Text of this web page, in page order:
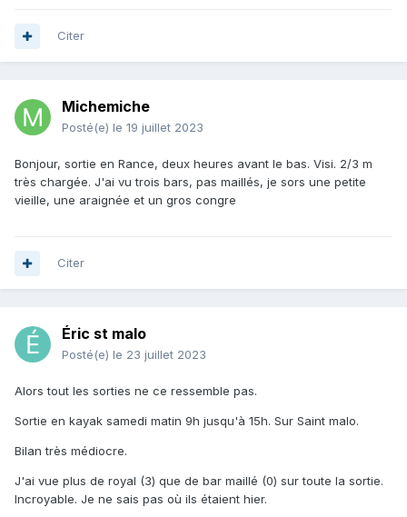
Citer
Michemiche
Posté(e) le 19 juillet 2023
Bonjour, sortie en Rance, deux heures avant le bas. Visi. 2/3 m
très chargée. J'ai vu trois bars, pas maillés, je sors une petite
vieille, une araignée et un gros congre
Citer
Éric st malo
Posté(e) le 23 juillet 2023
Alors tout les sorties ne ce ressemble pas.
Sortie en kayak samedi matin 9h jusqu'à 15h. Sur Saint malo.
Bilan très médiocre.
J'ai vue plus de royal (3) que de bar maillé (0) sur toute la sortie.
Incroyable. Je ne sais pas où ils étaient hier.